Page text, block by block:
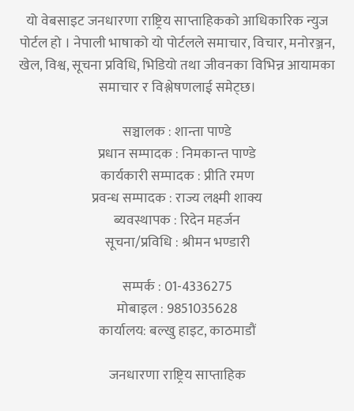
यो वेबसाइट जनधारणा राष्ट्रिय साप्ताहिकको आधिकारिक न्युज
पोर्टल हो । नेपाली भाषाको यो पोर्टलले समाचार, विचार, मनोरञ्जन,
खेल, विश्व, सूचना प्रविधि, भिडियो तथा जीवनका विभिन्न आयामका
समाचार र विश्लेषणलाई समेट्छ।
सञ्चालक : शान्ता पाण्डे
प्रधान सम्पादक : निमकान्त पाण्डे
कार्यकारी सम्पादक : प्रीति रमण
प्रवन्ध सम्पादक : राज्य लक्ष्मी शाक्य
ब्यवस्थापक : रिदेन महर्जन
सूचना/प्रविधि : श्रीमन भण्डारी
सम्पर्क : 01-4336275
मोबाइल : 9851035628
कार्यालय: बल्खु हाइट, काठमाडौं
जनधारणा राष्ट्रिय साप्ताहिक